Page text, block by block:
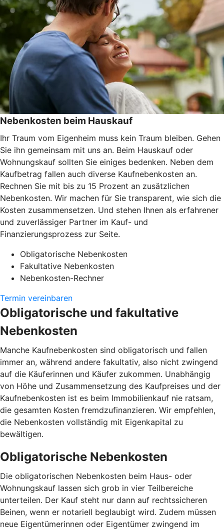
Nebenkosten beim Hauskauf
Ihr Traum vom Eigenheim muss kein Traum bleiben. Gehen
Sie ihn gemeinsam mit uns an. Beim Hauskauf oder
Wohnungskauf sollten Sie einiges bedenken. Neben dem
Kaufbetrag fallen auch diverse Kaufnebenkosten an.
Rechnen Sie mit bis zu 15 Prozent an zusätzlichen
Nebenkosten. Wir machen für Sie transparent, wie sich die
Kosten zusammensetzen. Und stehen Ihnen als erfahrener
und zuverlässiger Partner im Kauf- und
Finanzierungsprozess zur Seite.
Obligatorische Nebenkosten
Fakultative Nebenkosten
Nebenkosten-Rechner
Termin vereinbaren
Obligatorische und fakultative
Nebenkosten
Manche Kaufnebenkosten sind obligatorisch und fallen
immer an, während andere fakultativ, also nicht zwingend
auf die Käuferinnen und Käufer zukommen. Unabhängig
von Höhe und Zusammensetzung des Kaufpreises und der
Kaufnebenkosten ist es beim Immobilienkauf nie ratsam,
die gesamten Kosten fremdzufinanzieren. Wir empfehlen,
die Nebenkosten vollständig mit Eigenkapital zu
bewältigen.
Obligatorische Nebenkosten
Die obligatorischen Nebenkosten beim Haus- oder
Wohnungskauf lassen sich grob in vier Teilbereiche
unterteilen. Der Kauf steht nur dann auf rechtssicheren
Beinen, wenn er notariell beglaubigt wird. Zudem müssen
neue Eigentümerinnen oder Eigentümer zwingend im